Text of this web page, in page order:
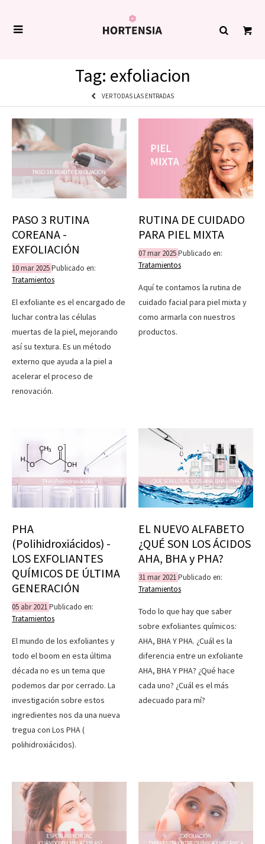

Tag: exfoliacion
VER TODAS LAS ENTRADAS
PASO 3 RUTINA
COREANA -
EXFOLIACIÓN
10mar 2025Publicado en:
Tratamientos
El exfoliante es el encargado de
luchar contra las células
muertas de la piel, mejorando
así su textura. Es un método
externo que ayuda a la piel a
acelerar el proceso de
renovación.
RUTINA DE CUIDADO
PARA PIEL MIXTA
07mar 2025Publicado en:
Tratamientos
Aquí te contamos la rutina de
cuidado facial para piel mixta y
como armarla con nuestros
productos.
PHA
(Polihidroxiácidos) -
LOS EXFOLIANTES
QUÍMICOS DE ÚLTIMA
GENERACIÓN
05 abr 2021Publicado en:
Tratamientos
El mundo de los exfoliantes y
todo el boom en esta última
década no es un tema que
podemos dar por cerrado. La
investigación sobre estos
ingredientes nos da una nueva
tregua con Los PHA (
polihidroxiácidos).
EL NUEVO ALFABETO
¿QUÉ SON LOS ÁCIDOS
AHA, BHA y PHA?
31mar 2021Publicado en:
Tratamientos
Todo lo que hay que saber
sobre exfoliantes químicos:
AHA, BHA Y PHA. ¿Cuál es la
diferencia entre un exfoliante
AHA, BHA Y PHA? ¿Qué hace
cada uno? ¿Cuál es el más
adecuado para mí?